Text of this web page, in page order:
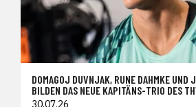
DOMAGOJ DUVNJAK, RUNE DAHMKE UND
BILDEN DAS NEUE KAPITÄNS-TRIO DES
30.07.26